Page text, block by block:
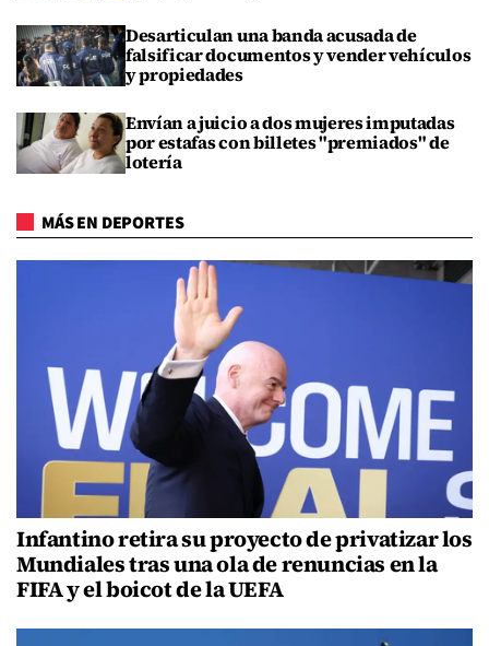
Desarticulan una banda acusada de
falsificar documentos y vender vehículos
y propiedades
Envían a juicio a dos mujeres imputadas
por estafas con billetes "premiados" de
lotería
MÁS EN DEPORTES
Infantino retira su proyecto de privatizar los
Mundiales tras una ola de renuncias en la
FIFA y el boicot de la UEFA